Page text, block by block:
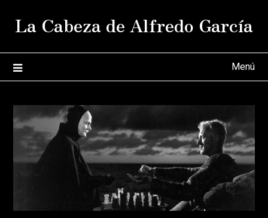
La Cabeza de Alfredo García
Menú